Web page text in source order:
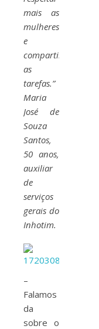
mais as
mulheres
e
compartilhar
as
tarefas.”
Maria
José de
Souza
Santos,
50 anos,
auxiliar
de
serviços
gerais do
Inhotim.
–
Falamos
da
sobre o